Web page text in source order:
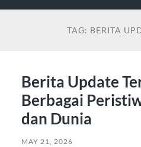
TAG: BERITA
Berita Update
Berbagai
dan Dunia
MAY 21, 2026